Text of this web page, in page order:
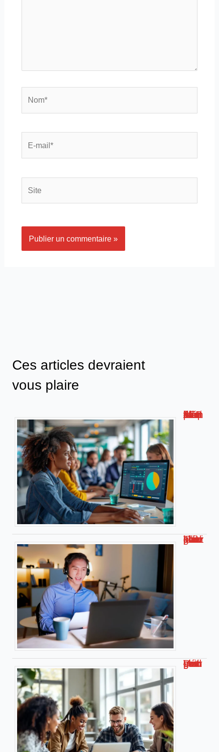
Ces articles devraient
vous plaire
Métis AFPA : la plateforme de formation numérique innovante !
Travailler chez soi pour kiabi : le guide complet !
Découvrez malgrim com : Votre guide complet